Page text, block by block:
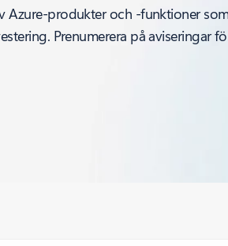
Azure-produkter och -funktioner
Prenumerera på aviseringar